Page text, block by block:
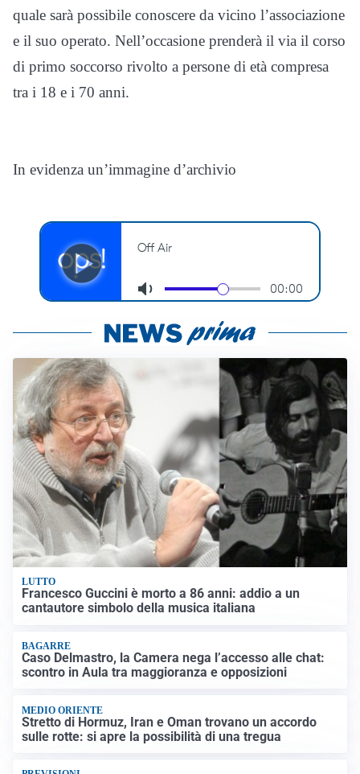
quale sarà possibile conoscere da vicino l’associazione
e il suo operato. Nell’occasione prenderà il via il corso
di primo soccorso rivolto a persone di età compresa
tra i 18 e i 70 anni.
In evidenza un’immagine d’archivio
LUTTO
Francesco Guccini è morto a 86 anni: addio a un
cantautore simbolo della musica italiana
BAGARRE
Caso Delmastro, la Camera nega l’accesso alle chat:
scontro in Aula tra maggioranza e opposizioni
MEDIO ORIENTE
Stretto di Hormuz, Iran e Oman trovano un accordo
sulle rotte: si apre la possibilità di una tregua